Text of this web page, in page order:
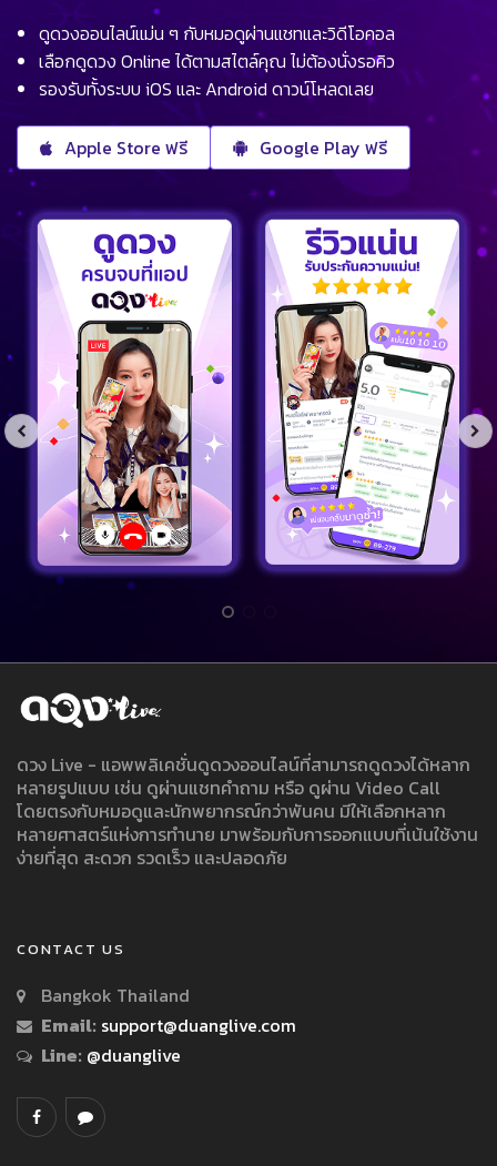
ดูดวงออนไลน์แม่น ๆ กับหมอดูผ่านแชทและวิดีโอคอล
เลือกดูดวง Online ได้ตามสไตล์คุณ ไม่ต้องนั่งรอคิว
รองรับทั้งระบบ iOS และ Android ดาวน์โหลดเลย
Apple Store ฟรี Google Play ฟรี
ดวง Live - แอพพลิเคชั่นดูดวงออนไลน์ที่สามารถดูดวงได้หลาก
หลายรูปแบบ เช่น ดูผ่านแชทคำถาม หรือ ดูผ่าน Video Call
โดยตรงกับหมอดูและนักพยากรณ์กว่าพันคน มีให้เลือกหลาก
หลายศาสตร์แห่งการทำนาย มาพร้อมกับการออกแบบที่เน้นใช้งาน
ง่ายที่สุด สะดวก รวดเร็ว และปลอดภัย
CONTACT US
Bangkok Thailand
Email: support@duanglive.com
Line: @duanglive